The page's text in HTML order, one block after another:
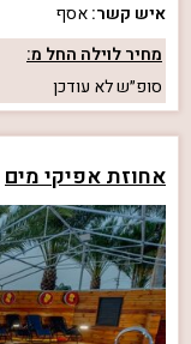
איש קשר:אסף
מחיר לוילה החל מ:
סופ״שלא עודכן
אחוזת אפיקי מים